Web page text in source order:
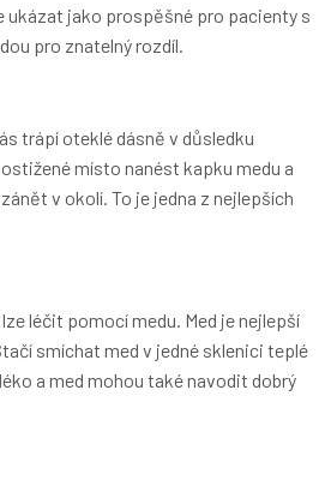
ukázat jako prospěšné pro pacienty s
pro znatelný rozdíl.
trápí oteklé dásně v důsledku
místo nanést kapku medu a
v okolí. To je jedna z nejlepších
léčit pomocí medu. Med je nejlepší
smíchat med v jedné sklenici teplé
a med mohou také navodit dobrý